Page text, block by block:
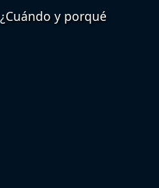
¿Cuándo y porqué